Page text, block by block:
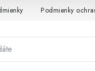
Podmienky